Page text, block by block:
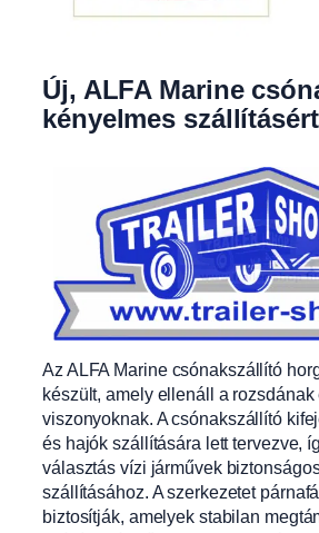
Új, ALFA Marine
kényelmes szállításért
Az ALFA Marine csónakszállító
készült, amely ellenáll a
viszonyoknak. A csónakszállító
és hajók szállítására lett tervezve,
választás vízi járművek
szállításához. A szerkezetet
biztosítják, amelyek stabilan